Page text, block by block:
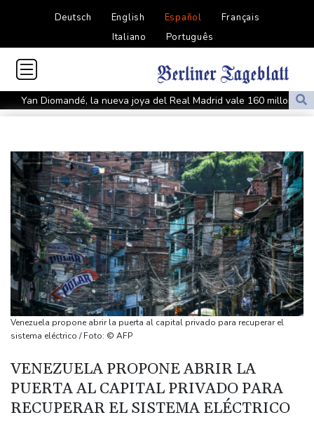
Deutsch English Español
Français
Italiano
Português
Yan Diomandé, la nueva joya del Real Madrid vale 160 millones
de dólares
origen uruguayo
El Real Madrid anuncia el fichaje del extremo marfileño Yan
Diomandé
El mexicano Del Toro renueva con el UAE hasta 2031
El doloroso baile de cifras de desaparecidos en los sismos en
Venezuela
Un comité del Senado de EEUU declara en desacato al ex
responsable de la lucha anticovid Anthony Fauci
Irán amenazó con "dejar a oscuras" el Golfo en caso de ataques
de EEUU
Aumento récord de las notificaciones por radicalización en Reino
Unido
Una mujer es acusada de atacar con un objeto punzante a
Venezuela propone abrir la puerta al capital privado para recuperar el
sistema eléctrico / Foto: © AFP
VENEZUELA PROPONE ABRIR LA
PUERTA AL CAPITAL PRIVADO PARA
RECUPERAR EL SISTEMA ELÉCTRICO